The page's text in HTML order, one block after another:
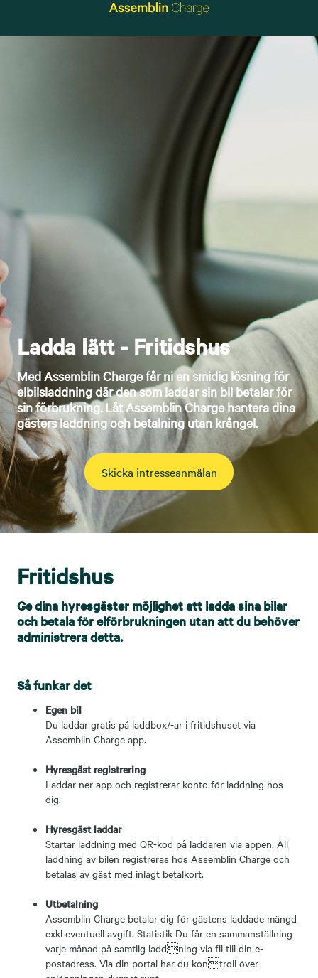
Ladda lätt - Fritidshus
Med Assemblin Charge får ni en smidig lösning för
elbilsladdning där den som laddar sin bil betalar för
sin förbrukning. Låt Assemblin Charge hantera dina
gästers laddning och betalning utan krångel.
Skicka intresseanmälan
Fritidshus
Ge dina hyresgäster möjlighet att ladda sina bilar
och betala för elförbrukningen utan att du behöver
administrera detta.
Så funkar det
Egen bil
Du laddar gratis på laddbox/-ar i fritidshuset via
Assemblin Charge app.
Hyresgäst registrering
Laddar ner app och registrerar konto för laddning hos
dig.
Hyresgäst laddar
Startar laddning med QR-kod på laddaren via appen. All
laddning av bilen registreras hos Assemblin Charge och
betalas av gäst med inlagt betalkort.
Utbetalning
Assemblin Charge betalar dig för gästens laddade mängd
exkl eventuell avgift. Statistik Du får en sammanställning
varje månad på samtlig laddning via fil till din e-
postadress. Via din portal har du kontroll över